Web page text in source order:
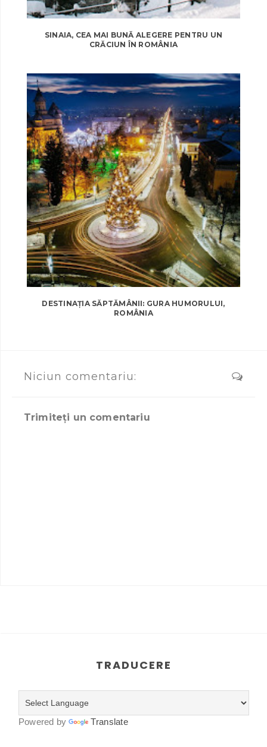
SINAIA, CEA MAI BUNĂ ALEGERE PENTRU UN
CRĂCIUN ÎN ROMÂNIA
DESTINAȚIA SĂPTĂMÂNII: GURA HUMORULUI,
ROMÂNIA
Niciun comentariu:
Trimiteți un comentariu
TRADUCERE
Powered by Translate